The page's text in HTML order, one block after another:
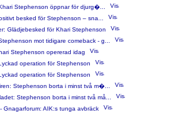
Stephenson öppnar för djurg�...
besked för Stephenson – sna...
Glädjebesked för Khari Stephenson
mot tidigare comeback - g...
Stephenson opererad idag
operation för Stephenson
operation för Stephenson
Stephenson borta i minst två m�...
Stephenson borta i minst två må...
Gnagarforum: AIK:s tunga avbräck